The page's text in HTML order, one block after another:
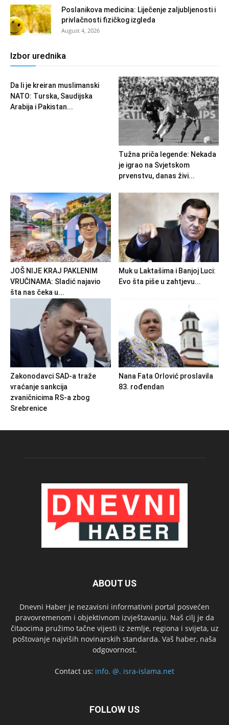
Poslanikova medicina: Liječenje zaljubljenosti i
privlačnosti fizičkog izgleda
August 4, 2026
Izbor urednika
Da li je kreiran muslimanski
NATO: Turska, Saudijska
Arabija i Pakistan...
Tužna priča legende: Nekada
je igrao na Svjetskom
prvenstvu, danas živi...
JOŠ NIJE KRAJ PAKLENIM
VRUĆINAMA: Sladić najavio
šta nas čeka u...
Muk u Laktašima i Banjoj Luci:
Evo šta piše u zahtjevu...
Zakonodavci SAD-a traže
vraćanje sankcija
zvaničnicima RS-a zbog
Srebrenice
Nana Fata Orlović proslavila
83. rođendan
ABOUT US
Dnevni Haber je nezavisni informativni portal posvećen
pravovremenom i objektivnom izvještavanju. Naš cilj je da
čitaocima pružimo tačne vijesti iz zemlje, regiona i svijeta, uz
poštovanje najviših novinarskih standarda. Vaš haber, naša
odgovornost.
Contact us: info. @. isra-islama.net
FOLLOW US